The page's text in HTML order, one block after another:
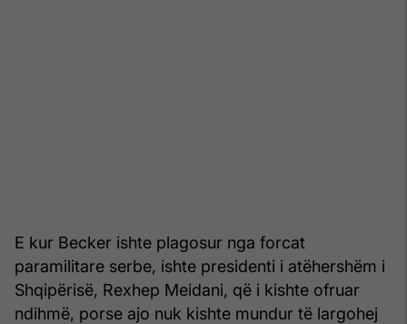
E kur Becker ishte plagosur nga forcat
paramilitare serbe, ishte presidenti i atëhershëm i
Shqipërisë, Rexhep Meidani, që i kishte ofruar
ndihmë, porse ajo nuk kishte mundur të largohej